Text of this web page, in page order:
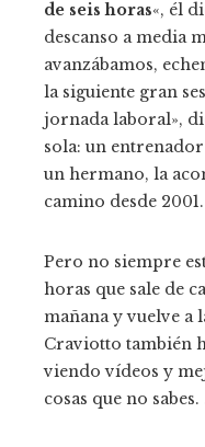
de seis horas«, él
descanso a media
avanzábamos,
la siguiente gran
jornada laboral»,
sola: un
un hermano, la
camino desde 2001.
Pero no siempre
horas que sale de
mañana y vuelve a
Craviotto también
viendo vídeos y
cosas que no sabes.